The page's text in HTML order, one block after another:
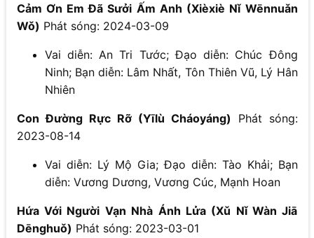
Cảm Ơn Em Đã Sưởi Ấm Anh (Xièxiè Nǐ Wēnnuǎn
Wǒ) Phát sóng: 2024-03-09
Vai diễn: An Tri Tước; Đạo diễn: Chúc Đông
Ninh; Bạn diễn: Lâm Nhất, Tôn Thiên Vũ, Lý Hân
Nhiên
Con Đường Rực Rỡ (Yīlù Cháoyáng) Phát sóng:
2023-08-14
Vai diễn: Lý Mộ Gia; Đạo diễn: Tào Khải; Bạn
diễn: Vương Dương, Vương Cúc, Mạnh Hoan
Hứa Với Người Vạn Nhà Ánh Lửa (Xǔ Nǐ Wàn Jiā
Dēnghuǒ) Phát sóng: 2023-03-01